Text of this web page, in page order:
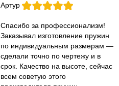
Артур
Спасибо за профессионализм!
Заказывал изготовление пружин
по индивидуальным размерам —
сделали точно по чертежу и в
срок. Качество на высоте, сейчас
всем советую этого